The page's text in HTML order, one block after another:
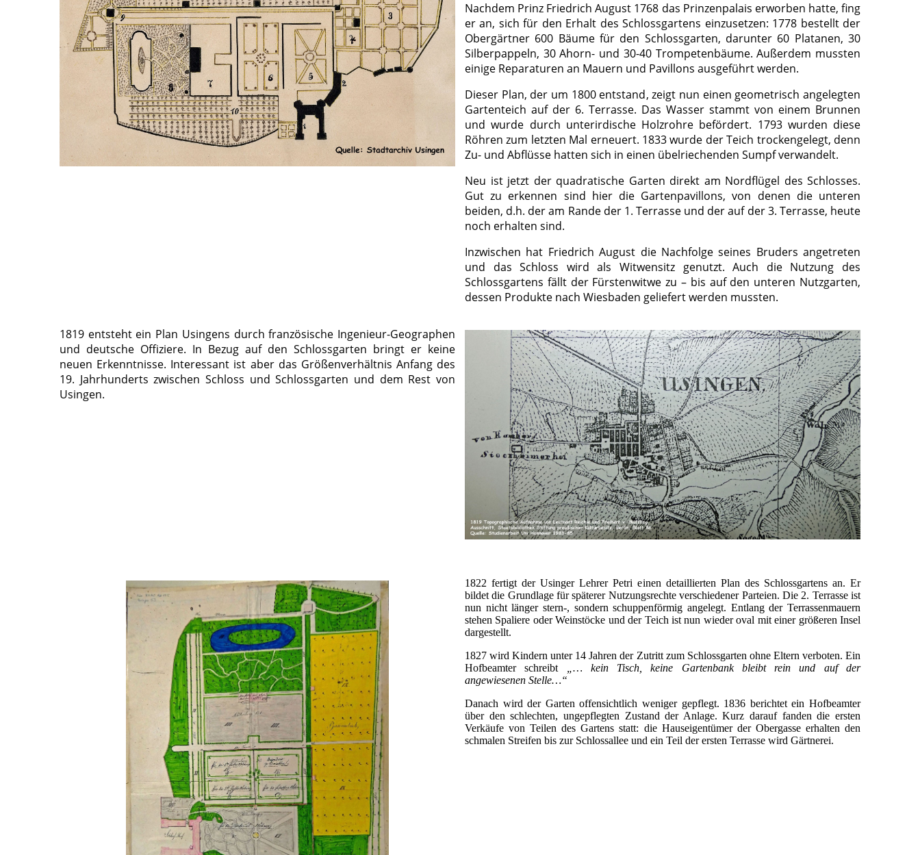
Nachdem Prinz Friedrich August 1768 das Prinzenpalais erworben hatte, fing
er an, sich für den Erhalt des Schlossgartens einzusetzen: 1778 bestellt der
Obergärtner 600 Bäume für den Schlossgarten, darunter 60 Platanen, 30
Silberpappeln, 30 Ahorn- und 30-40 Trompetenbäume. Außerdem mussten
einige Reparaturen an Mauern und Pavillons ausgeführt werden.
Dieser Plan, der um 1800 entstand, zeigt nun einen geometrisch angelegten
Gartenteich auf der 6. Terrasse. Das Wasser stammt von einem Brunnen
und wurde durch unterirdische Holzrohre befördert. 1793 wurden diese
Röhren zum letzten Mal erneuert. 1833 wurde der Teich trockengelegt, denn
Zu- und Abflüsse hatten sich in einen übelriechenden Sumpf verwandelt.
Neu ist jetzt der quadratische Garten direkt am Nordflügel des Schlosses.
Gut zu erkennen sind hier die Gartenpavillons, von denen die unteren
beiden, d.h. der am Rande der 1. Terrasse und der auf der 3. Terrasse, heute
noch erhalten sind.
Inzwischen hat Friedrich August die Nachfolge seines Bruders angetreten
und das Schloss wird als Witwensitz genutzt. Auch die Nutzung des
Schlossgartens fällt der Fürstenwitwe zu – bis auf den unteren Nutzgarten,
dessen Produkte nach Wiesbaden geliefert werden mussten.
1819 entsteht ein Plan Usingens durch französische Ingenieur-Geographen
und deutsche Offiziere. In Bezug auf den Schlossgarten bringt er keine
neuen Erkenntnisse. Interessant ist aber das Größenverhältnis Anfang des
19. Jahrhunderts zwischen Schloss und Schlossgarten und dem Rest von
Usingen.
1822 fertigt der Usinger Lehrer Petri einen detaillierten Plan des Schlossgartens an. Er
bildet die Grundlage für späterer Nutzungsrechte verschiedener Parteien. Die 2. Terrasse ist
nun nicht länger stern-, sondern schuppenförmig angelegt. Entlang der Terrassenmauern
stehen Spaliere oder Weinstöcke und der Teich ist nun wieder oval mit einer größeren Insel
dargestellt.
1827 wird Kindern unter 14 Jahren der Zutritt zum Schlossgarten ohne Eltern verboten. Ein
Hofbeamter schreibt
„… kein Tisch, keine Gartenbank bleibt rein und auf der
angewiesenen Stelle…“
Danach wird der Garten offensichtlich weniger gepflegt. 1836 berichtet ein Hofbeamter
über den schlechten, ungepflegten Zustand der Anlage. Kurz darauf fanden die ersten
Verkäufe von Teilen des Gartens statt: die Hauseigentümer der Obergasse erhalten den
schmalen Streifen bis zur Schlossallee und ein Teil der ersten Terrasse wird Gärtnerei.